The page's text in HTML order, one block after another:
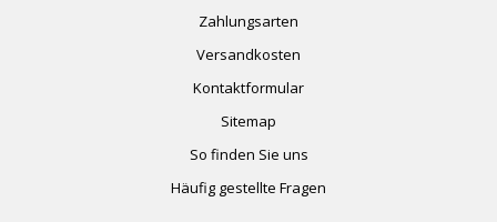
Zahlungsarten
Versandkosten
Kontaktformular
Sitemap
So finden Sie uns
Häufig gestellte Fragen